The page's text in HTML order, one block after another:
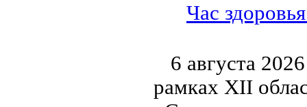
Час
6 августа
рамках XII